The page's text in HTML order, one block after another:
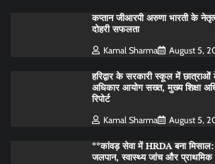
कप्तान जीआरपी अरुणा भारती के
दोहरी सफलता
Kamal Sharma August 5,
हरिद्वार के सरकारी स्कूल में
अधिकार आयोग सख्त, मुख्य शिक्षा
रिपोर्ट
Kamal Sharma August 5,
**कांवड़ सेवा में HRDA बना मिसाल:
जलपान, स्वास्थ्य जांच और प्राथमिक